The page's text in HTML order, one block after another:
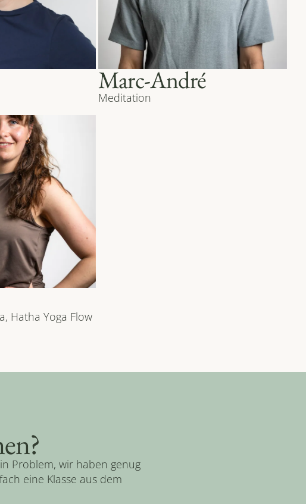
Marc-André
Meditation
Hatha Yoga Flow
Problem, wir haben genug
eine Klasse aus dem